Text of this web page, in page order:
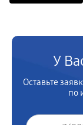
У
Оставьте
по